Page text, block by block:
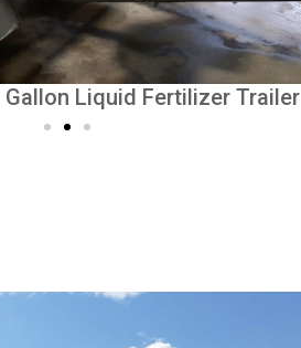
1250 Gallons
Gallon Liquid Fertilizer Trailer